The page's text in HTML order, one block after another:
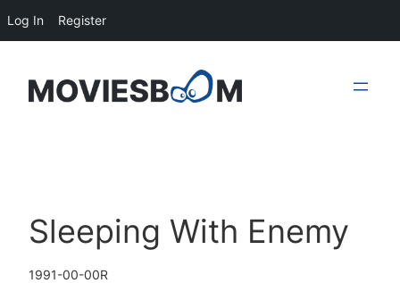
content
Sleeping With Enemy
1991-00-00R
Log In Register